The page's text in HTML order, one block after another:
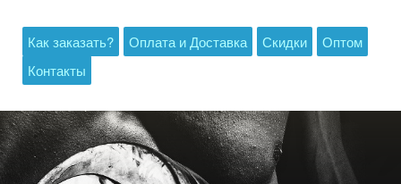
Как заказать? Оплата и Доставка Скидки
Оптом
Контакты